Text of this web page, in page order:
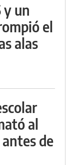
y un
el
alas
al
de